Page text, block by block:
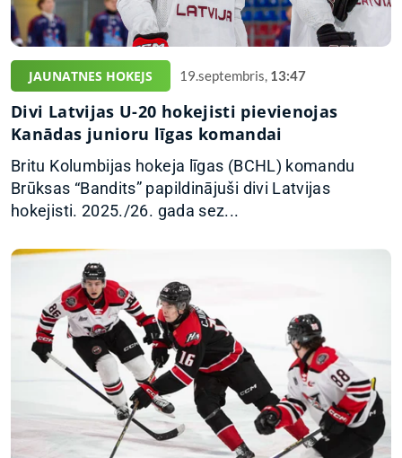
JAUNATNES HOKEJS 19.septembris, 13:47
Divi Latvijas U-20 hokejisti pievienojas
Kanādas junioru līgas komandai
Britu Kolumbijas hokeja līgas (BCHL) komandu
Brūksas “Bandits” papildinājuši divi Latvijas
hokejisti. 2025./26. gada sez...